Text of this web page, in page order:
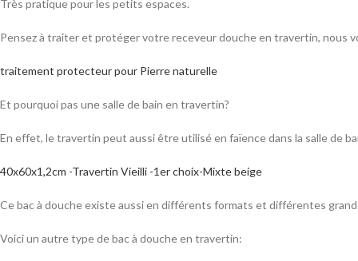
Très pratique pour les petits espaces.
Pensez à traiter et protéger votre receveur douche en travertin, nous
traitement protecteur pour Pierre naturelle
Et pourquoi pas une salle de bain en travertin?
En effet, le travertin peut aussi être utilisé en faïence dans la salle de
40x60x1,2cm -Travertin Vieilli -1er choix-Mixte beige
Ce bac à douche existe aussi en différents formats et différentes
Voici un autre type de bac à douche en travertin: